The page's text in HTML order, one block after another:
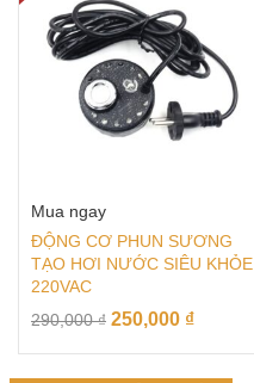
Mua ngay
ĐỘNG CƠ PHUN SƯƠNG
TẠO HƠI NƯỚC SIÊU KHỎE
220VAC
290,000₫ 250,000 ₫